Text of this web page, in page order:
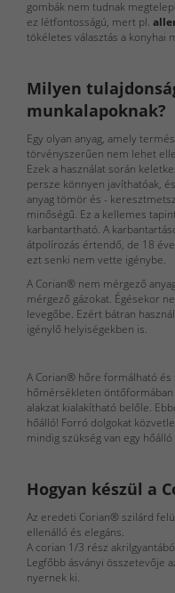
inspirációk
inspirációk
Konyhabútorok
Referenciák
Nappali
Bútorok
Székek
Fürdőszoba
Bútorok
Beépíthető
Készülékek
Munkalap
megoldások
gombák nem tudnak
ez létfontosságú, mert pl.
tökéletes választás a konyhai
Milyen
munkalapoknak?
Egy olyan anyag, amely
törvényszerűen nem lehet
Ezek a használat során
persze könnyen javíthatóak,
anyag tömör és -
minőségű. Ez a kellemes
karbantartható. A
átpolírozás értendő, de 18
ezt senki nem vette igénybe.
A Corian® nem mérgező
mérgező gázokat. Égésekor
levegőbe. Ezért bátran
igénylő helyiségekben is.
A Corian® hőre formálható és
hőmérsékleten
alakzat kialakítható belőle.
hőálló! Forró dolgokat
mindig szükség van egy
Hogyan készül a
Az eredeti Corian® szilárd
ellenálló és elegáns.
A corian 1/3 rész
Legfőbb ásványi összetevője
nyernek ki.